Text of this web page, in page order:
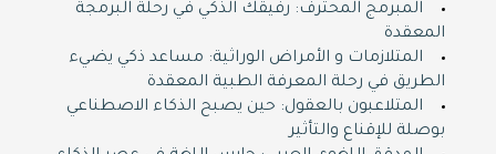
المبرمج المحترف: رفيقك الذكي في رحلة البرمجة
المعقدة
المتلازمات و الأمراض الوراثية: مساعد ذكي يضيء
الطريق في رحلة المعرفة الطبية المعقدة
المتلاعبون بالعقول: حين يصبح الذكاء الاصطناعي
بوصلة للإقناع والتأثير